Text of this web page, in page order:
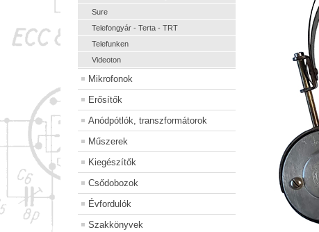
Sure
Telefongyár - Terta - TRT
Telefunken
Videoton
Mikrofonok
Erősítők
Anódpótlók, transzformátorok
Műszerek
Kiegészítők
Csődobozok
Évfordulók
Szakkönyvek